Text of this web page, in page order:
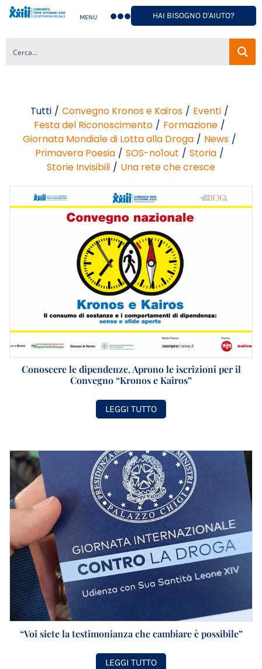
MENU HAI BISOGNO D'AIUTO?
Tutti / Convegno Kronos e Kairos / Eventi /
Festa del Riconoscimento / Formazione /
Giornata Mondiale di Lotta alla Droga / News /
Primavera Poesia / SOS-no1out / Storia /
Storie Invisibili / Una rete che cresce
Conoscere le dipendenze. Aprono le iscrizioni per il
Convegno “Kronos e Kairos”
LEGGI TUTTO
“Voi siete la testimonianza che cambiare è possibile”
LEGGI TUTTO